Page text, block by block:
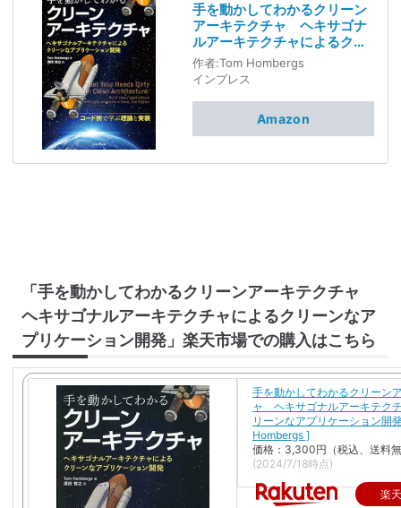
手を動かしてわかるクリーン
アーキテクチャ ヘキサゴナ
ルアーキテクチャによるクリ
ーンなアプリケーション開発
作者:Tom Hombergs
インプレス
Amazon
「手を動かしてわかるクリーンアーキテクチャ
ヘキサゴナルアーキテクチャによるクリーンなア
プリケーション開発」楽天市場での購入はこちら
手を動かしてわかるクリーン
ャ ヘキサゴナルアーキテク
リーンなアプリケーション開
Hombergs ]
価格：3,300円（税込、送料
(2024/7/18時点)
楽